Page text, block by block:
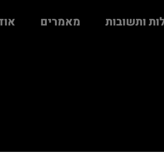
ותשובות מאמרים